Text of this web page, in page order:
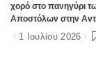
χορό στο πανηγύρι
Αποστόλων στην
(Photos & Video)
1 Ιουλίου 2026